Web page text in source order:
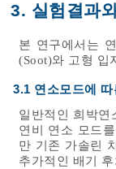
3. 실험결과
본 연구에서는
(Soot)와 고형 입
3.1 연소모드에
일반적인 희박
연비 연소 모드
만 기존 가솔린
추가적인 배기